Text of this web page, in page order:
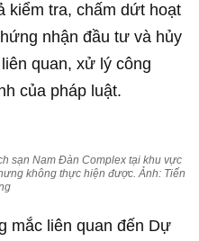
kiểm tra, chấm dứt hoạt
nhận đầu tư và hủy
quan, xử lý công
của pháp luật.
sạn Nam Đàn Complex tại khu vực
không thực hiện được. Ảnh: Tiến
mắc liên quan đến Dự